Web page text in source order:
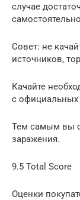
случае
Совет: не
источников,
Качайте
с официальных
Тем самым вы
заражения.
9.5 Total Score
Оценки